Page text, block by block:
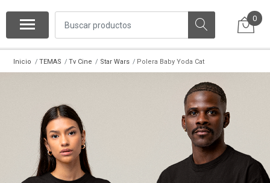
0
Inicio TEMAS Tv Cine Star Wars Polera Baby Yoda Cat